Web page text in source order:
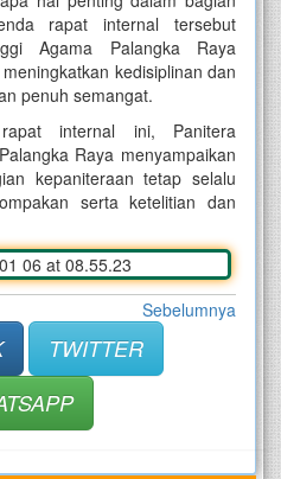
rapat internal tersebut
Agama Palangka Raya
kedisiplinan dan
penuh semangat.
internal ini, Panitera
Raya menyampaikan
kepaniteraan tetap selalu
serta ketelitian dan
Sebelumnya
TWITTER